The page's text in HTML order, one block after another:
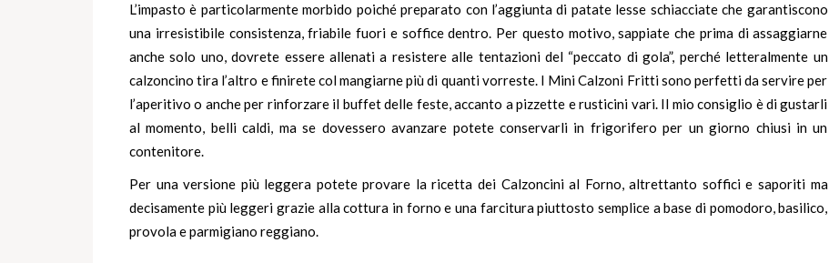
L’impasto è particolarmente morbido poiché preparato con l’aggiunta di patate lesse schiacciate che garantiscono
una irresistibile consistenza, friabile fuori e soffice dentro. Per questo motivo, sappiate che prima di assaggiarne
anche solo uno, dovrete essere allenati a resistere alle tentazioni del “peccato di gola”, perché letteralmente un
calzoncino tira l’altro e finirete col mangiarne più di quanti vorreste. I Mini Calzoni Fritti sono perfetti da servire per
l’aperitivo o anche per rinforzare il buffet delle feste, accanto a pizzette e rusticini vari. Il mio consiglio è di gustarli
al momento, belli caldi, ma se dovessero avanzare potete conservarli in frigorifero per un giorno chiusi in un
contenitore.
Per una versione più leggera potete provare la ricetta dei Calzoncini al Forno, altrettanto soffici e saporiti ma
decisamente più leggeri grazie alla cottura in forno e una farcitura piuttosto semplice a base di pomodoro, basilico,
provola e parmigiano reggiano.